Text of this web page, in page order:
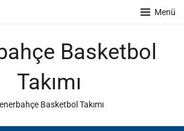
Menü
Basketbol
Takımı
Basketbol Takımı